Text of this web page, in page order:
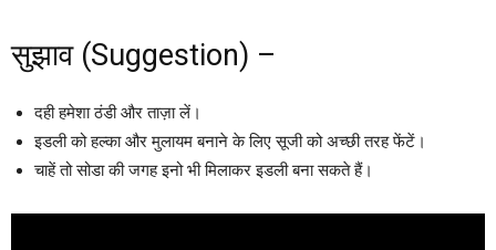
सुझाव (Suggestion) –
दही हमेशा ठंडी और ताज़ा लें।
इडली को हल्का और मुलायम बनाने के लिए सूजी को अच्छी तरह फेंटें।
चाहें तो सोडा की जगह इनो भी मिलाकर इडली बना सकते हैं।